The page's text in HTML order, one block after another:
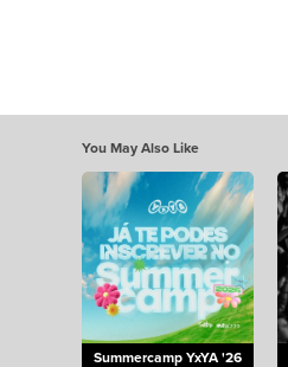
You May Also Like
Summercamp YxYA '26